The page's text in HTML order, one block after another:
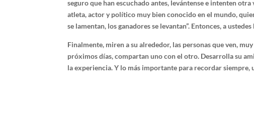
seguro que han escuchado antes, levántense e intenten
atleta, actor y político muy bien conocido en el mundo,
se lamentan, los ganadores se levantan”. Entonces, a
Finalmente, miren a su alrededor, las personas que ven,
próximos días, compartan uno con el otro. Desarrolla su
la experiencia. Y lo más importante para recordar siempre,